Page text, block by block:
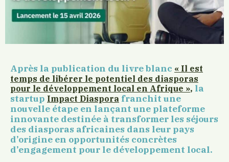
Après la publication du livre blanc « Il est
temps de libérer le potentiel des diasporas
pour le développement local en Afrique », la
startup Impact Diaspora franchit une
nouvelle étape en lançant une plateforme
innovante destinée à transformer les séjours
des diasporas africaines dans leur pays
d’origine en opportunités concrètes
d’engagement pour le développement local.